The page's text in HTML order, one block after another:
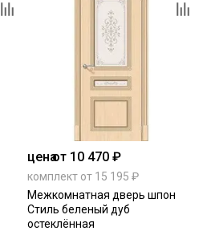
ценаот 10 470 ₽
комплект от 15 195 ₽
Межкомнатная дверь шпон
Стиль беленый дуб
остеклённая